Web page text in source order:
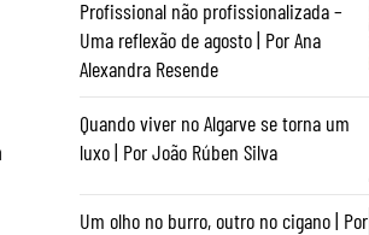
Profissional não profissionalizada –
Uma reflexão de agosto | Por Ana
Alexandra Resende
Quando viver no Algarve se torna um
luxo | Por João Rúben Silva
Um olho no burro, outro no cigano | Por